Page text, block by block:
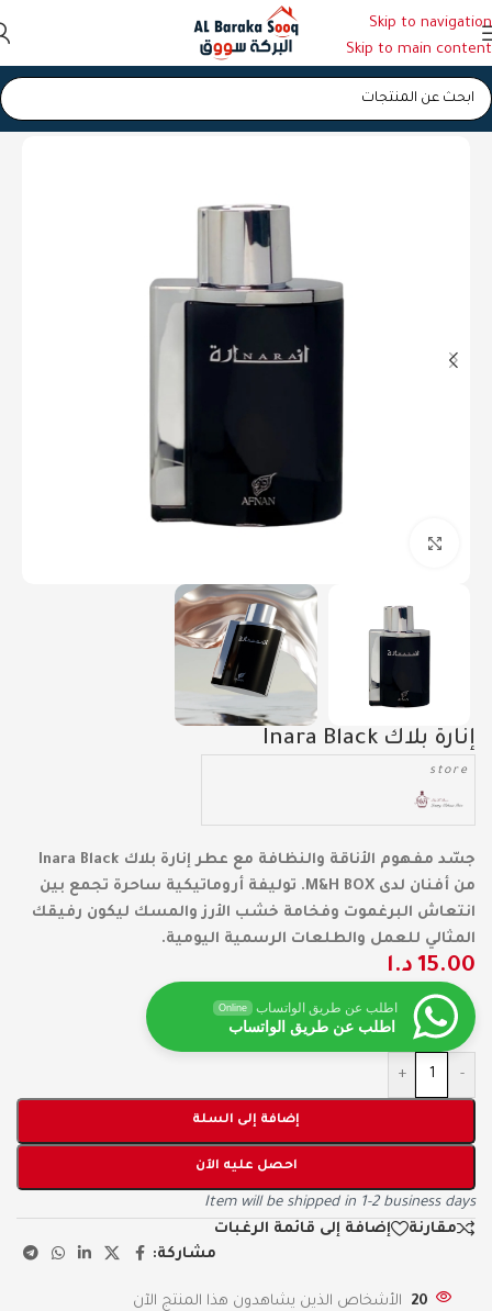
Skip to navigation
Skip to main content
الرئيسية/عطور/عطور رجالية
إنارة بلاك Inara Black
store
جسّد مفهوم الأناقة والنظافة مع عطر إنارة بلاك Inara Black
من أفنان لدى M&H BOX. توليفة أروماتيكية ساحرة تجمع بين
انتعاش البرغموت وفخامة خشب الأرز والمسك ليكون رفيقك
المثالي للعمل والطلعات الرسمية اليومية.
15.00 د.ا
اطلب عن طريق الواتساب Online
اطلب عن طريق الواتساب
-
+
إضافة إلى السلة
احصل عليه الآن
Item will be shipped in 1-2 business days
مقارنة
إضافة إلى قائمة الرغبات
مشاركة:
20 الأشخاص الذين يشاهدون هذا المنتج الآن